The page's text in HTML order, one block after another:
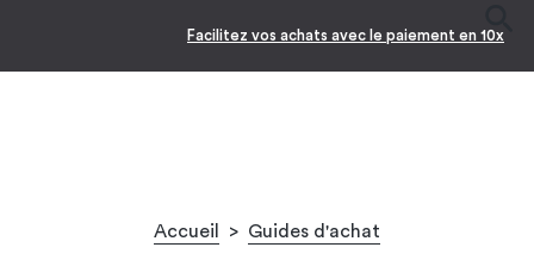
Facilitez vos achats avec le paiement en 10x
Accueil > Guides d'achat